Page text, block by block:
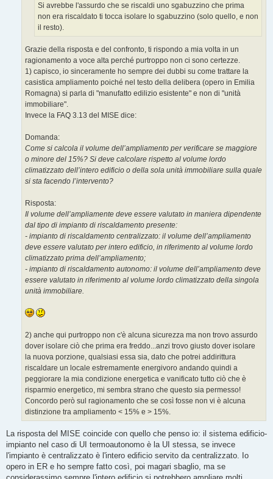
Si avrebbe l'assurdo che se riscaldi uno sgabuzzino che prima
non era riscaldato ti tocca isolare lo sgabuzzino (solo quello, e non
il resto).
Grazie della risposta e del confronto, ti rispondo a mia volta in un
ragionamento a voce alta perché purtroppo non ci sono certezze.
1) capisco, io sinceramente ho sempre dei dubbi su come trattare la
casistica ampliamento poiché nel testo della delibera (opero in Emilia
Romagna) si parla di "manufatto edilizio esistente" e non di "unità
immobiliare".
Invece la FAQ 3.13 del MISE dice:
Domanda:
Come si calcola il volume dell’ampliamento per verificare se maggiore
o minore del 15%? Si deve calcolare rispetto al volume lordo
climatizzato dell’intero edificio o della sola unità immobiliare sulla quale
si sta facendo l’intervento?
Risposta:
Il volume dell’ampliamente deve essere valutato in maniera dipendente
dal tipo di impianto di riscaldamento presente:
- impianto di riscaldamento centralizzato: il volume dell’ampliamento
deve essere valutato per intero edificio, in riferimento al volume lordo
climatizzato prima dell’ampliamento;
- impianto di riscaldamento autonomo: il volume dell’ampliamento deve
essere valutato in riferimento al volume lordo climatizzato della singola
unità immobiliare.
2) anche qui purtroppo non c'è alcuna sicurezza ma non trovo assurdo
dover isolare ciò che prima era freddo...anzi trovo giusto dover isolare
la nuova porzione, qualsiasi essa sia, dato che potrei addirittura
riscaldare un locale estremamente energivoro andando quindi a
peggiorare la mia condizione energetica e vanificato tutto ciò che è
risparmio energetico, mi sembra strano che questo sia permesso!
Concordo però sul ragionamento che se così fosse non vi è alcuna
distinzione tra ampliamento < 15% e > 15%.
La risposta del MISE coincide con quello che penso io: il sistema edificio-
impianto nel caso di UI termoautonomo è la UI stessa, se invece
l'impianto è centralizzato è l'intero edificio servito da centralizzato. Io
opero in ER e ho sempre fatto così, poi magari sbaglio, ma se